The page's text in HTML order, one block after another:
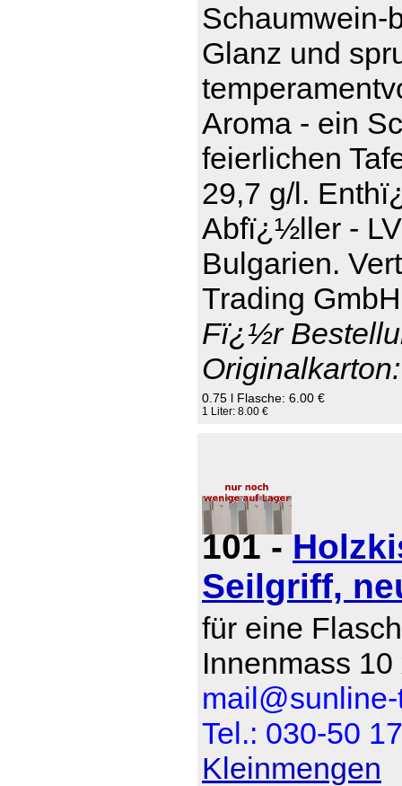
Schaumwein-
Glanz und
Aroma - ein
feierlichen
29,7 g/l.
Abfï¿½ller -
Bulgarien.
Trading
Fï¿½r
Originalkarton:
0.75 l Flasche: 6.00 €
1 Liter: 8.00 €
101 -
Seilgriff,
für eine
Innenmass
Tel.: 030-50
Kleinmengen